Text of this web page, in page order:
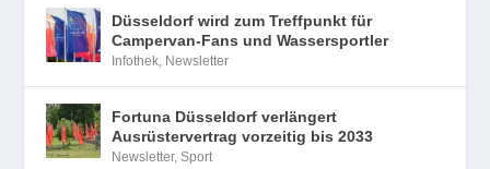
Düsseldorf wird zum Treffpunkt für
Campervan-Fans und Wassersportler
Infothek Newsletter
Fortuna Düsseldorf verlängert
Ausrüstervertrag vorzeitig bis 2033
Newsletter,Sport